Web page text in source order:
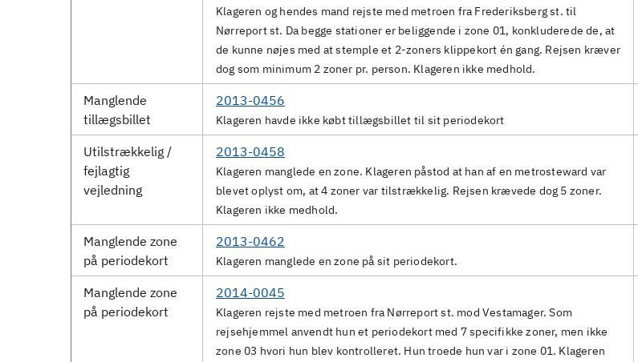
Klageren og hendes mand rejste med metroen fra Frederiksberg st. til
Nørreport st. Da begge stationer er beliggende i zone 01, konkluderede de, at
de kunne nøjes med at stemple et 2-zoners klippekort én gang. Rejsen kræver
dog som minimum 2 zoner pr. person. Klageren ikke medhold.
Manglende
tillægsbillet
2013-0456
Klageren havde ikke købt tillægsbillet til sit periodekort
Utilstrækkelig /
fejlagtig
vejledning
2013-0458
Klageren manglede en zone. Klageren påstod at han af en metrosteward var
blevet oplyst om, at 4 zoner var tilstrækkelig. Rejsen krævede dog 5 zoner.
Klageren ikke medhold.
Manglende zone
på periodekort
2013-0462
Klageren manglede en zone på sit periodekort.
Manglende zone
på periodekort
2014-0045
Klageren rejste med metroen fra Nørreport st. mod Vestamager. Som
rejsehjemmel anvendt hun et periodekort med 7 specifikke zoner, men ikke
zone 03 hvori hun blev kontrolleret. Hun troede hun var i zone 01. Klageren